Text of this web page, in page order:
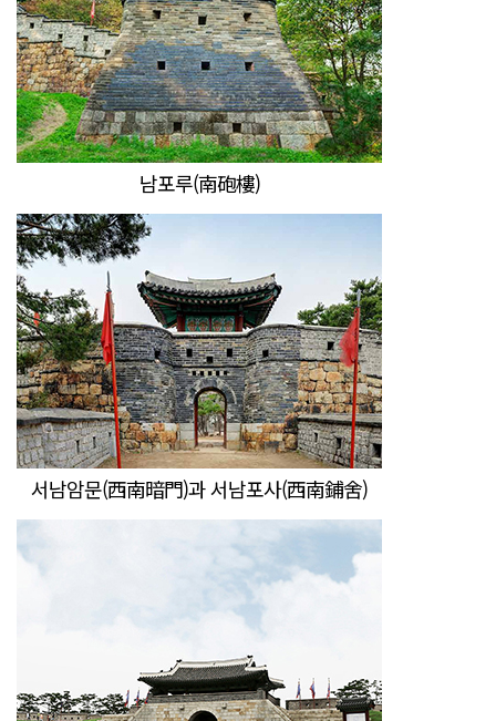
남포루(南砲樓)
서남암문(西南暗門)과 서남포사(西南鋪舍)